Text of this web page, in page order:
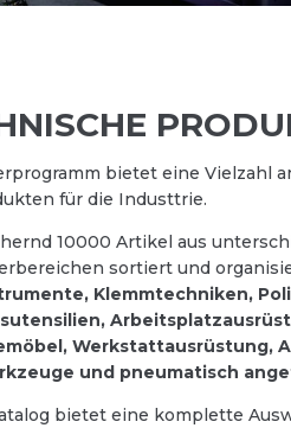
bietet eine Vielzahl
für die Industtrie.
10000 Artikel aus
sortiert und
Klemmtechniken,
Werkstattausrüstung,
und pneumatisch
bietet eine komplette